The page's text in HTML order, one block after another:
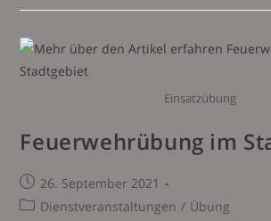
Einsatzübung
Feuerwehrübung im
Beitrag
veröffentlicht:
26. September 2021
Beitrags-
Dienstveranstaltungen / Übung